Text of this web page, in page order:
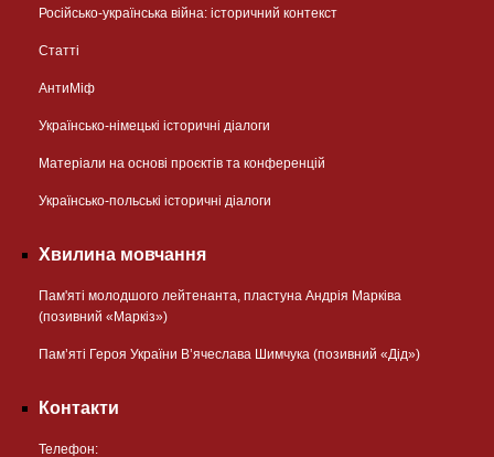
Російсько-українська війна: історичний контекст
Статті
АнтиМіф
Українсько-німецькі історичні діалоги
Матеріали на основі проєктів та конференцій
Українсько-польські історичні діалоги
Хвилина мовчання
Пам'яті молодшого лейтенанта, пластуна Андрія Марківа
(позивний «Маркіз»)
Пам’яті Героя України В’ячеслава Шимчука (позивний «Дід»)
Контакти
Телефон: